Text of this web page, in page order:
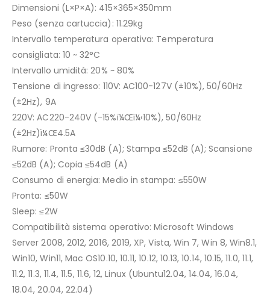
Dimensioni (L×P×A): 415×365×350mm
Peso (senza cartuccia): 11.29kg
Intervallo temperatura operativa: Temperatura
consigliata: 10 ~ 32°C
Intervallo umidità: 20% ~ 80%
Tensione di ingresso: 110V: AC100-127V (±10%), 50/60Hz
(±2Hz), 9A
220V: AC220-240V (-15%ï¼Œï¼‹10%), 50/60Hz
(±2Hz)ï¼Œ4.5A
Rumore: Pronta ≤30dB (A); Stampa ≤52dB (A); Scansione
≤52dB (A); Copia ≤54dB (A)
Consumo di energia: Medio in stampa: ≤550W
Pronta: ≤50W
Sleep: ≤2W
Compatibilità sistema operativo: Microsoft Windows
Server 2008, 2012, 2016, 2019, XP, Vista, Win 7, Win 8, Win8.1,
Win10, Win11, Mac OS10.10, 10.11, 10.12, 10.13, 10.14, 10.15, 11.0, 11.1,
11.2, 11.3, 11.4, 11.5, 11.6, 12, Linux (Ubuntu12.04, 14.04, 16.04,
18.04, 20.04, 22.04)